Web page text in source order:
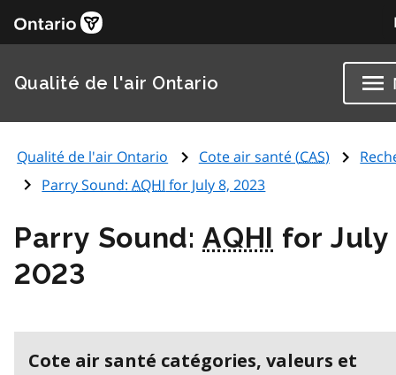
Qualité de l'air Ontario
Qualité de l'air Ontario Cote air santé (CAS)
Parry Sound:AQHI for July 8, 2023
Parry Sound:AQHI for July
2023
Cote air santé catégories, valeurs et